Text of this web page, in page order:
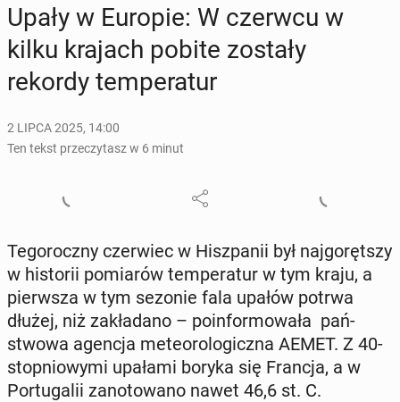
Upały w Europie: W czerwcu w
kilku krajach pobite zostały
rekordy tem­pe­ra­tur
2 LIPCA 2025, 14:00
Ten tekst przeczytasz w 6 minut
Te­go­rocz­ny czer­wiec w Hisz­pa­nii był naj­go­ręt­szy
w hi­sto­rii po­mia­rów tem­pe­ra­tur w tym kraju, a
pierw­sza w tym sezonie fala upałów potrwa
dłużej, niż za­kła­da­no – po­in­for­mo­wa­ła pań­
stwo­wa agencja me­te­oro­lo­gicz­na AEMET. Z 40-
stop­nio­wy­mi upałami boryka się Francja, a w
Por­tu­ga­lii za­no­to­wa­no nawet 46,6 st. C.